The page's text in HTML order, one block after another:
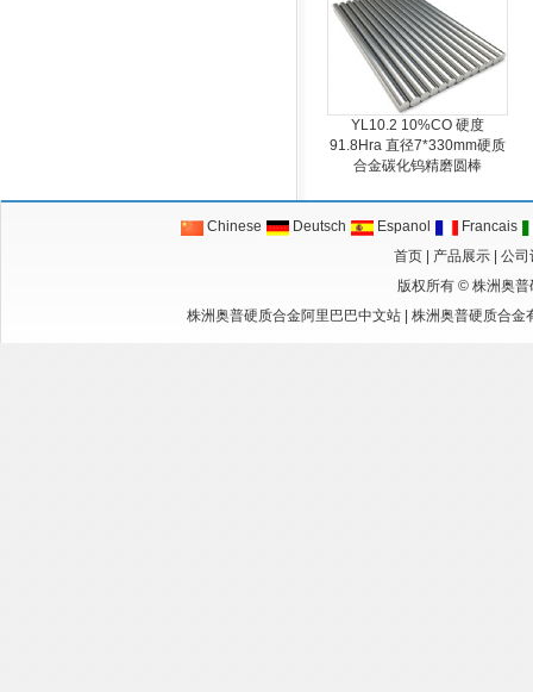
YL10.2 10%CO 硬度
91.8Hra 直径7*330mm硬质
合金碳化钨精磨圆棒
Chinese Deutsch Espanol
Francais
首页
产品展示
公司
版权所有 © 株洲奥普
株洲奥普硬质合金阿里巴巴中文站| 株洲奥普硬质合金